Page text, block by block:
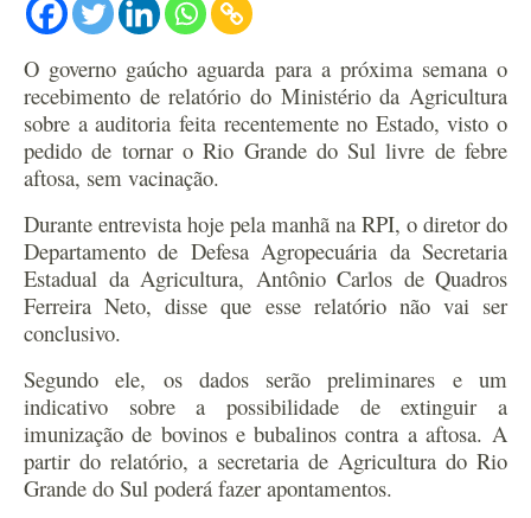
O governo gaúcho aguarda para a próxima semana o
recebimento de relatório do Ministério da Agricultura
sobre a auditoria feita recentemente no Estado, visto o
pedido de tornar o Rio Grande do Sul livre de febre
aftosa, sem vacinação.
Durante entrevista hoje pela manhã na RPI, o diretor do
Departamento de Defesa Agropecuária da Secretaria
Estadual da Agricultura, Antônio Carlos de Quadros
Ferreira Neto, disse que esse relatório não vai ser
conclusivo.
Segundo ele, os dados serão preliminares e um
indicativo sobre a possibilidade de extinguir a
imunização de bovinos e bubalinos contra a aftosa. A
partir do relatório, a secretaria de Agricultura do Rio
Grande do Sul poderá fazer apontamentos.